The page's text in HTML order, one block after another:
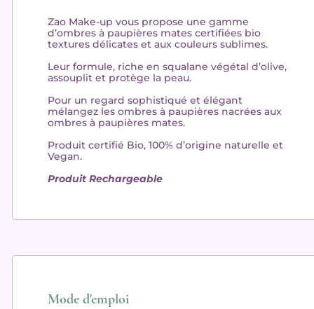
Zao Make-up vous propose une gamme
d’ombres à paupières mates certifiées bio
textures délicates et aux couleurs sublimes.
Leur formule, riche en squalane végétal d’olive,
assouplit et protège la peau.
Pour un regard sophistiqué et élégant
mélangez les ombres à paupières nacrées aux
ombres à paupières mates.
Produitcertifié Bio, 100% d’origine naturelle et
Vegan.
Produit Rechargeable
Mode d'emploi